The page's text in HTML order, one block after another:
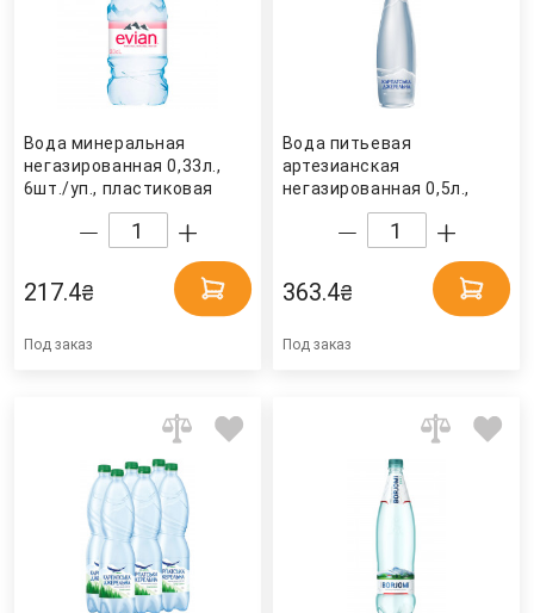
Вода минеральная
негазированная 0,33л.,
6шт./уп., пластиковая
бутылка Evian
217.4₴
Под заказ
Вода питьевая
артезианская
негазированная 0,5л.,
6шт./уп., стеклянная
бутылка Карпатська
363.4₴
Под заказ